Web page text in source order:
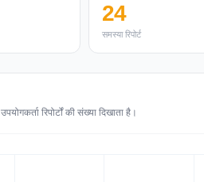
24
समस्या रिपोर्ट
रिपोर्टों की संख्या दिखाता है।